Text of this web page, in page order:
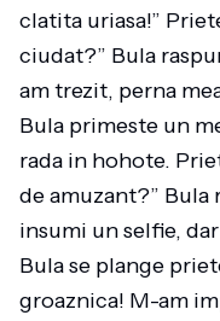
clatita uriasa!”
ciudat?” Bula
am trezit, perna
Bula primeste un
rada in hohote.
de amuzant?”
insumi un selfie,
Bula se plange
groaznica! M-am